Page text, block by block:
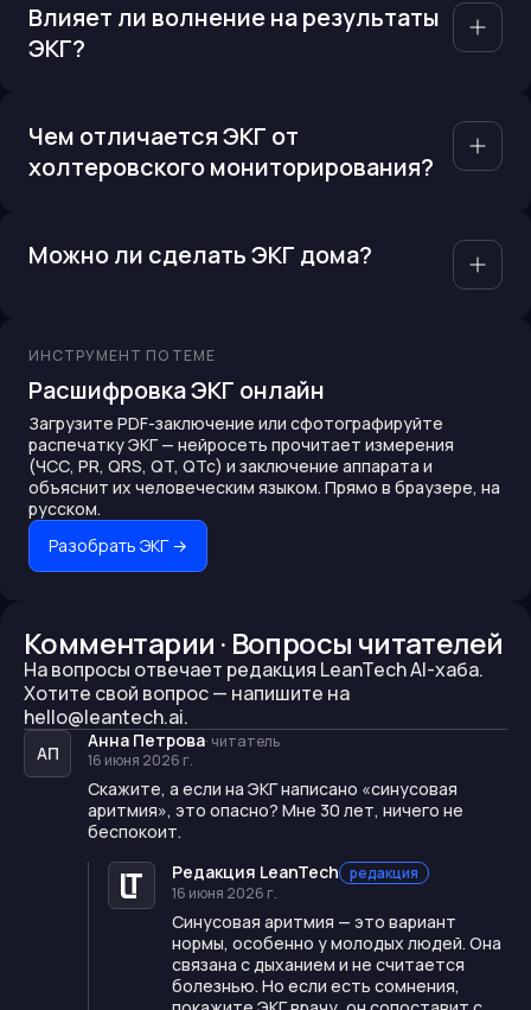
Влияет ли волнение на результаты
ЭКГ?
Чем отличается ЭКГ от
холтеровского мониторирования?
Можно ли сделать ЭКГ дома?
ИНСТРУМЕНТ ПО ТЕМЕ
Расшифровка ЭКГ онлайн
Загрузите PDF-заключение или сфотографируйте
распечатку ЭКГ — нейросеть прочитает измерения
(ЧСС, PR, QRS, QT, QTc) и заключение аппарата и
объяснит их человеческим языком. Прямо в браузере, на
русском.
Разобрать ЭКГ→
Комментарии · Вопросы читателей
На вопросы отвечает редакция LeanTech AI-хаба.
Хотите свой вопрос — напишите на
hello@leantech.ai.
АП
Анна Петрова· читатель
16 июня 2026 г.
Скажите, а если на ЭКГ написано «синусовая
аритмия», это опасно? Мне 30 лет, ничего не
беспокоит.
Редакция LeanTech редакция
16 июня 2026 г.
Синусовая аритмия — это вариант
нормы, особенно у молодых людей. Она
связана с дыханием и не считается
болезнью. Но если есть сомнения,